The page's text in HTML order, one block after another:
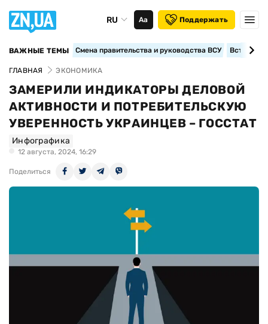
RU Аа Поддержать
ВАЖНЫЕ ТЕМЫ Смена правительства и руководства ВСУ
ГЛАВНАЯ ЭКОНОМИКА
ЗАМЕРИЛИ ИНДИКАТОРЫ ДЕЛОВОЙ
АКТИВНОСТИ И ПОТРЕБИТЕЛЬСКУЮ
УВЕРЕННОСТЬ УКРАИНЦЕВ – ГОССТАТ
Инфографика
12 августа, 2024, 16:29
Поделиться